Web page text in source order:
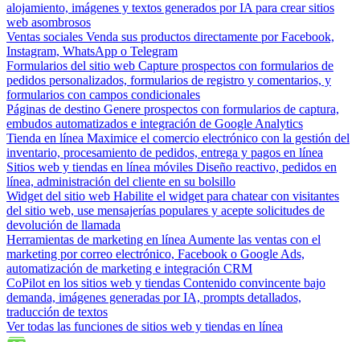
alojamiento, imágenes y textos generados por IA para crear sitios
web asombrosos
Ventas sociales Venda sus productos directamente por Facebook,
Instagram, WhatsApp o Telegram
Formularios del sitio web Capture prospectos con formularios de
pedidos personalizados, formularios de registro y comentarios, y
formularios con campos condicionales
Páginas de destino Genere prospectos con formularios de captura,
embudos automatizados e integración de Google Analytics
Tienda en línea Maximice el comercio electrónico con la gestión del
inventario, procesamiento de pedidos, entrega y pagos en línea
Sitios web y tiendas en línea móviles Diseño reactivo, pedidos en
línea, administración del cliente en su bolsillo
Widget del sitio web Habilite el widget para chatear con visitantes
del sitio web, use mensajerías populares y acepte solicitudes de
devolución de llamada
Herramientas de marketing en línea Aumente las ventas con el
marketing por correo electrónico, Facebook o Google Ads,
automatización de marketing e integración CRM
CoPilot en los sitios web y tiendas Contenido convincente bajo
demanda, imágenes generadas por IA, prompts detallados,
traducción de textos
Ver todas las funciones de sitios web y tiendas en línea